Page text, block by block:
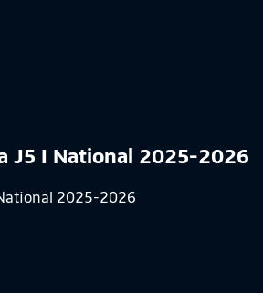
J5 I National 2025-2026